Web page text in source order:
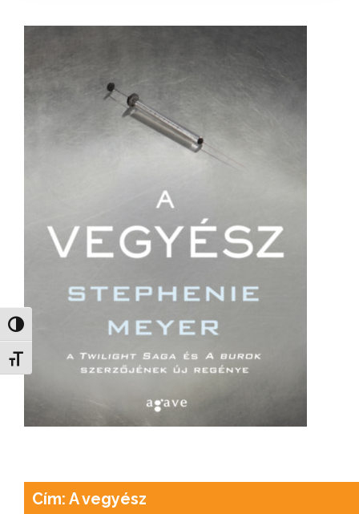
Nagy kontraszt váltása
Betűméret váltása
Cím: A vegyész